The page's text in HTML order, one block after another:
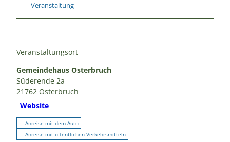
Veranstaltung
Veranstaltungsort
Gemeindehaus Osterbruch
Süderende 2a
21762 Osterbruch
Website
Anreise mit dem Auto
Anreise mit öffentlichen Verkehrsmitteln